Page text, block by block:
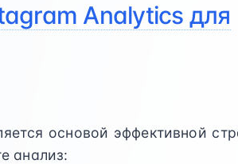
Analytics для
основой эффективной
анализ: